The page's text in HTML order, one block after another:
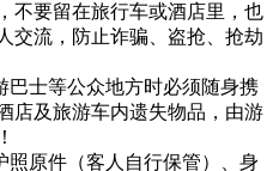
不要留在旅行车或酒店里，也
交流，防止诈骗、盗抢、抢劫
巴士等公众地方时必须随身携
店及旅游车内遗失物品，由游
照原件（客人自行保管）、身